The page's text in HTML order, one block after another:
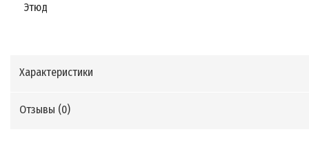
Этюд
Характеристики
Отзывы (0)